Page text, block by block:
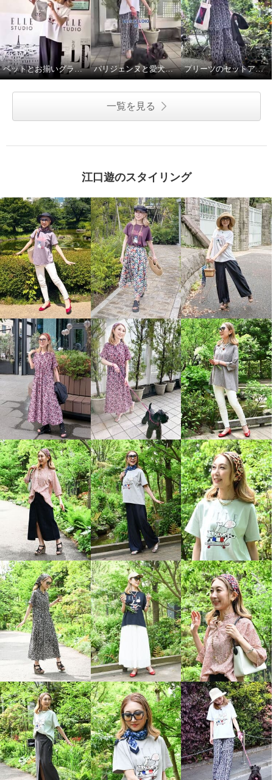
ペットとお揃いグラフィックTシャツ♪ パリジェンヌと愛犬のお散歩スタイル プリーツのセットアップで語学レッスンへ♪
一覧を見る
江口遊のスタイリング